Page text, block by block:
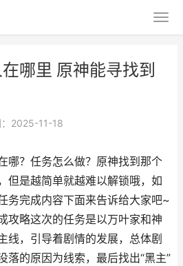
哪里 原神能寻找到
：2025-11-18
哪？任务怎么做？原神找到那个
但是越简单就越难以解锁哦，如
务完成内容下面来告诉给大家吧~
攻略这次的任务是以万叶家和神
线，引导着剧情的发展，总体剧
落的原因为线索，最后找出“黑主”